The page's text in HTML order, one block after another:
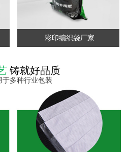
彩印编织袋厂家
铸就好品质
于多种行业包装